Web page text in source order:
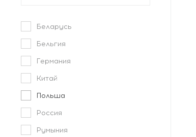
Беларусь
Бельгия
Германия
Китай
Польша
Россия
Румыния